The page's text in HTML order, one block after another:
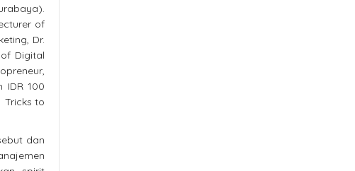
of
Dr.
Digital
IDR 100
Tricks to
dan